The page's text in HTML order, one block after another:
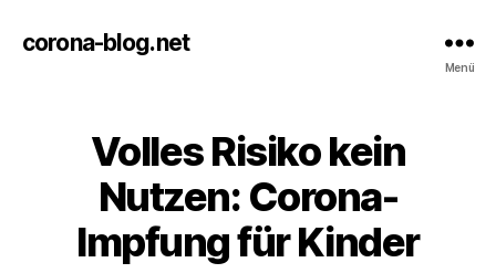
corona-blog.net
Menü
Volles Risiko kein
Nutzen: Corona-
Impfung für Kinder